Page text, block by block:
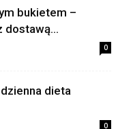
bukietem –
dostawą...
0
dieta
0